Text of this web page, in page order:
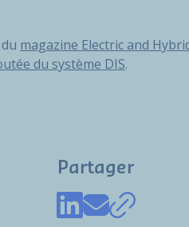
magazine Electric and
du système DIS.
Partager